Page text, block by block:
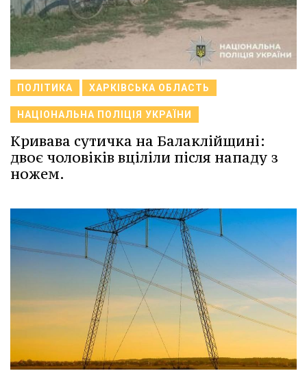
ПОЛІТИКА ХАРКІВСЬКА ОБЛАСТЬ
НАЦІОНАЛЬНА ПОЛІЦІЯ УКРАЇНИ
Кривава сутичка на Балаклійщині:
двоє чоловіків вціліли після нападу з
ножем.